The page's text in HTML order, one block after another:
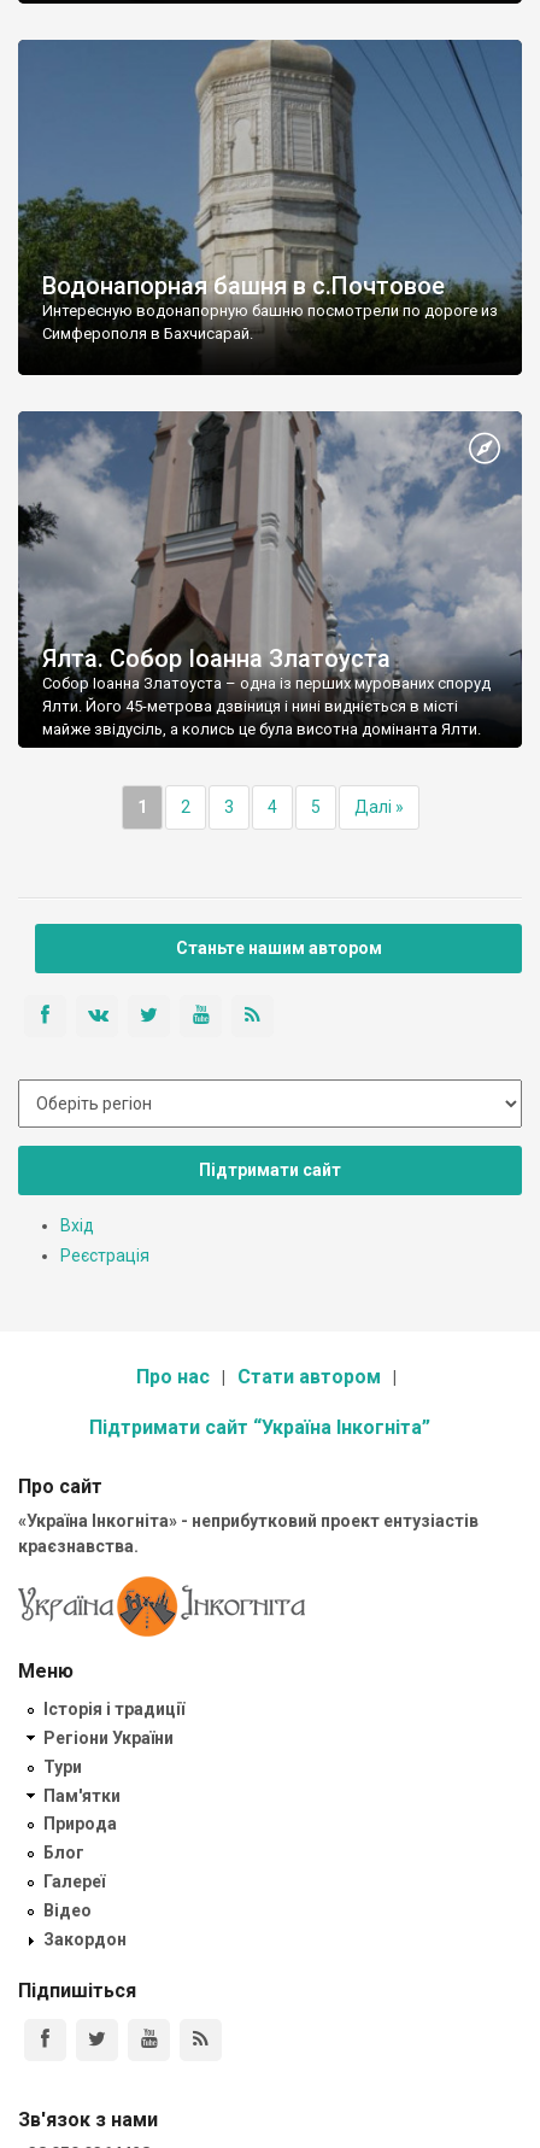
Водонапорная башня в с.Почтовое
Интересную водонапорную башню посмотрели по дороге из
Симферополя в Бахчисарай.
Ялта. Собор Іоанна Златоуста
Собор Іоанна Златоуста – одна із перших мурованих споруд
Ялти. Його 45-метрова дзвіниця і нині видніється в місті
майже звідусіль, а колись це була висотна домінанта Ялти.
1 2 3 4 5 Далі »
Станьте нашим автором
Підтримати сайт
Вхід
Реєстрація
Про нас Стати автором
Підтримати сайт “Україна Інкогніта”
Про сайт
«Україна Інкогніта» - неприбутковий проект ентузіастів
краєзнавства.
Меню
Історія і традиції
Регіони України
Тури
Пам'ятки
Природа
Блог
Галереї
Відео
Закордон
Підпишіться
Зв'язок з нами